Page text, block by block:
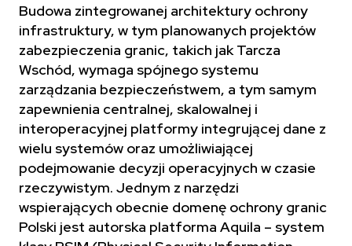
Budowa zintegrowanej architektury ochrony
infrastruktury, w tym planowanych projektów
zabezpieczenia granic, takich jak Tarcza
Wschód, wymaga spójnego systemu
zarządzania bezpieczeństwem, a tym samym
zapewnienia centralnej, skalowalnej i
interoperacyjnej platformy integrującej dane z
wielu systemów oraz umożliwiającej
podejmowanie decyzji operacyjnych w czasie
rzeczywistym. Jednym z narzędzi
wspierających obecnie domenę ochrony granic
Polski jest autorska platforma Aquila – system